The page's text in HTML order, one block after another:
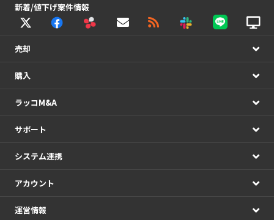
新着/値下げ案件情報
売却
購入
ラッコM&A
サポート
システム連携
アカウント
運営情報